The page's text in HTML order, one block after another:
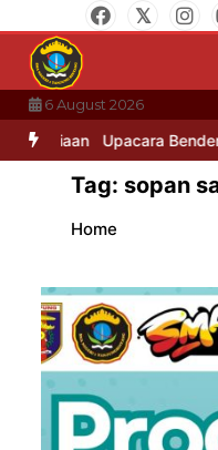
to
content
6 August 2026
Upacara Bendera
Tag: sopan
Home